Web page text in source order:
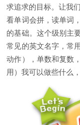
求追求的目标。让我
看单词会拼，读单词
的基础。这个级别主
常见的英文名字，常
动作），单数和复数
用）我可以做些什么，